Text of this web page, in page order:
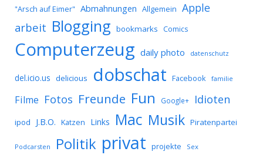
"Arsch auf Eimer" Abmahnungen Allgemein Apple
arbeit Blogging bookmarks Comics
Computerzeug daily photo datenschutz
del.icio.us delicious dobschat Facebook familie
Filme Fotos Freunde Fun Google+ Idioten
ipod J.B.O. Katzen Links Mac Musik Piratenpartei
Podcarsten Politik privat projekte Sex